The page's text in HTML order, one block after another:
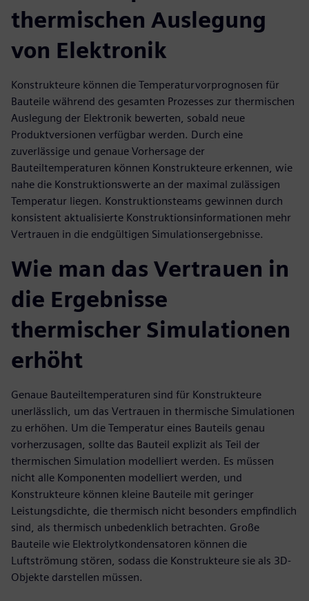
thermischen Auslegung
von Elektronik
Konstrukteure können die Temperaturvorprognosen für
Bauteile während des gesamten Prozesses zur thermischen
Auslegung der Elektronik bewerten, sobald neue
Produktversionen verfügbar werden. Durch eine
zuverlässige und genaue Vorhersage der
Bauteiltemperaturen können Konstrukteure erkennen, wie
nahe die Konstruktionswerte an der maximal zulässigen
Temperatur liegen. Konstruktionsteams gewinnen durch
konsistent aktualisierte Konstruktionsinformationen mehr
Vertrauen in die endgültigen Simulationsergebnisse.
Wie man das Vertrauen in
die Ergebnisse
thermischer Simulationen
erhöht
Genaue Bauteiltemperaturen sind für Konstrukteure
unerlässlich, um das Vertrauen in thermische Simulationen
zu erhöhen. Um die Temperatur eines Bauteils genau
vorherzusagen, sollte das Bauteil explizit als Teil der
thermischen Simulation modelliert werden. Es müssen
nicht alle Komponenten modelliert werden, und
Konstrukteure können kleine Bauteile mit geringer
Leistungsdichte, die thermisch nicht besonders empfindlich
sind, als thermisch unbedenklich betrachten. Große
Bauteile wie Elektrolytkondensatoren können die
Luftströmung stören, sodass die Konstrukteure sie als 3D-
Objekte darstellen müssen.